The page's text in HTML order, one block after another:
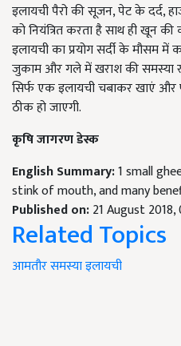
इलायची पैरो की सूजन, पेट के दर्द,
को नियंत्रित करता है साथ ही खून की
इलायची का प्रयोग सर्दी के मौसम में
जुकाम और गले में खराश की समस्या
सिर्फ एक इलायची चबाकर खाएं और
ठीक हो जाएगी.
कृषि जागरण डेस्क
English Summary:1 small
stink of mouth, and many
Published on:21 August 2018,
Related Topics
आमतौरसमस्याइलायची